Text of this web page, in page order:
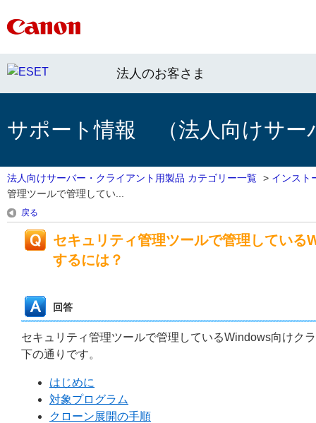
法人のお客さま
サポート情報 （法人向けサー
法人向けサーバー・クライアント用製品 カテゴリー一覧 > インスト
管理ツールで管理してい...
戻る
セキュリティ管理ツールで管理してい
するには？
回答
セキュリティ管理ツールで管理しているWindows向けク
下の通りです。
はじめに
対象プログラム
クローン展開の手順